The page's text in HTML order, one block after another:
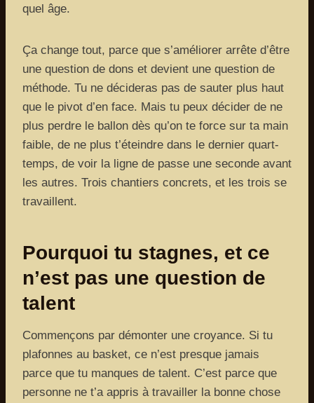
quel âge.
Ça change tout, parce que s’améliorer arrête d’être
une question de dons et devient une question de
méthode. Tu ne décideras pas de sauter plus haut
que le pivot d’en face. Mais tu peux décider de ne
plus perdre le ballon dès qu’on te force sur ta main
faible, de ne plus t’éteindre dans le dernier quart-
temps, de voir la ligne de passe une seconde avant
les autres. Trois chantiers concrets, et les trois se
travaillent.
Pourquoi tu stagnes, et ce
n’est pas une question de
talent
Commençons par démonter une croyance. Si tu
plafonnes au basket, ce n’est presque jamais
parce que tu manques de talent. C’est parce que
personne ne t’a appris à travailler la bonne chose